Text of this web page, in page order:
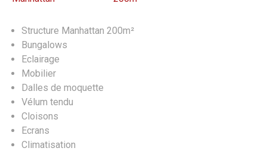
Structure Manhattan 200m²
Bungalows
Eclairage
Mobilier
Dalles de moquette
Vélum tendu
Cloisons
Ecrans
Climatisation